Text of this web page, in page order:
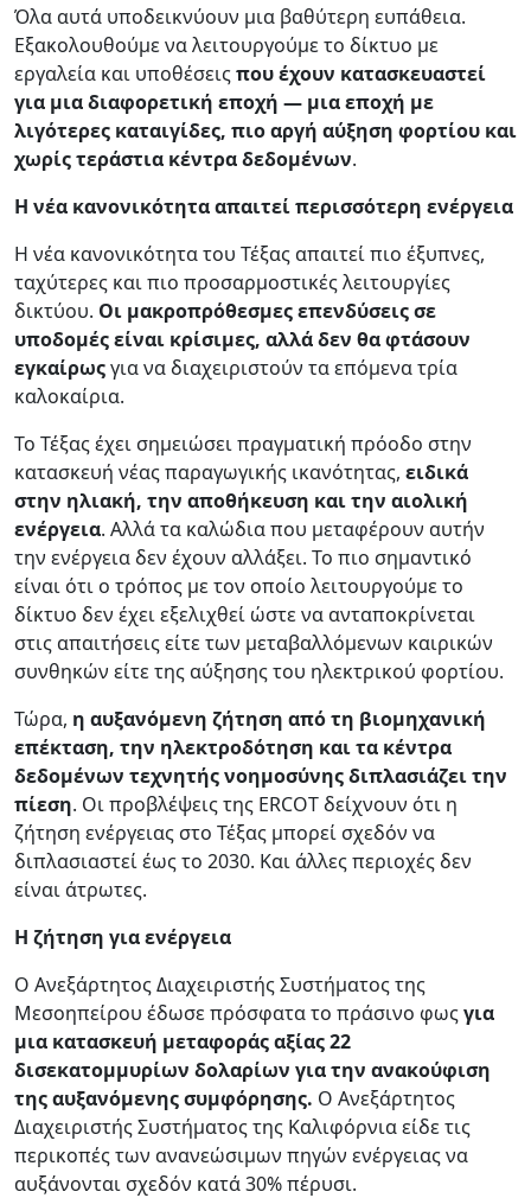
Όλα αυτά υποδεικνύουν μια βαθύτερη ευπάθεια.
Εξακολουθούμε να λειτουργούμε το δίκτυο με
εργαλεία και υποθέσειςπου έχουν κατασκευαστεί
για μια διαφορετική εποχή — μια εποχή με
λιγότερες καταιγίδες, πιο αργή αύξηση φορτίου και
χωρίς τεράστια κέντρα δεδομένων.
Η νέα κανονικότητα απαιτεί περισσότερη ενέργεια
Η νέα κανονικότητα του Τέξας απαιτεί πιο έξυπνες,
ταχύτερες και πιο προσαρμοστικές λειτουργίες
δικτύου. Οι μακροπρόθεσμες επενδύσεις σε
υποδομές είναι κρίσιμες, αλλά δεν θα φτάσουν
εγκαίρωςγια να διαχειριστούν τα επόμενα τρία
καλοκαίρια.
Το Τέξας έχει σημειώσει πραγματική πρόοδο στην
κατασκευή νέας παραγωγικής ικανότητας, ειδικά
στην ηλιακή, την αποθήκευση και την αιολική
ενέργεια. Αλλά τα καλώδια που μεταφέρουν αυτήν
την ενέργεια δεν έχουν αλλάξει. Το πιο σημαντικό
είναι ότι ο τρόπος με τον οποίο λειτουργούμε το
δίκτυο δεν έχει εξελιχθεί ώστε να ανταποκρίνεται
στις απαιτήσεις είτε των μεταβαλλόμενων καιρικών
συνθηκών είτε της αύξησης του ηλεκτρικού φορτίου.
Τώρα, η αυξανόμενη ζήτηση από τη βιομηχανική
επέκταση, την ηλεκτροδότηση και τα κέντρα
δεδομένων τεχνητής νοημοσύνης διπλασιάζει την
πίεση. Οι προβλέψεις της ERCOT δείχνουν ότι η
ζήτηση ενέργειας στο Τέξας μπορεί σχεδόν να
διπλασιαστεί έως το 2030. Και άλλες περιοχές δεν
είναι άτρωτες.
Η ζήτηση για ενέργεια
Ο Ανεξάρτητος Διαχειριστής Συστήματος της
Μεσοηπείρου έδωσε πρόσφατα το πράσινο φωςγια
μια κατασκευή μεταφοράς αξίας 22
δισεκατομμυρίων δολαρίων για την ανακούφιση
της αυξανόμενης συμφόρησης. Ο Ανεξάρτητος
Διαχειριστής Συστήματος της Καλιφόρνια είδε τις
περικοπές των ανανεώσιμων πηγών ενέργειας να
αυξάνονται σχεδόν κατά 30% πέρυσι.